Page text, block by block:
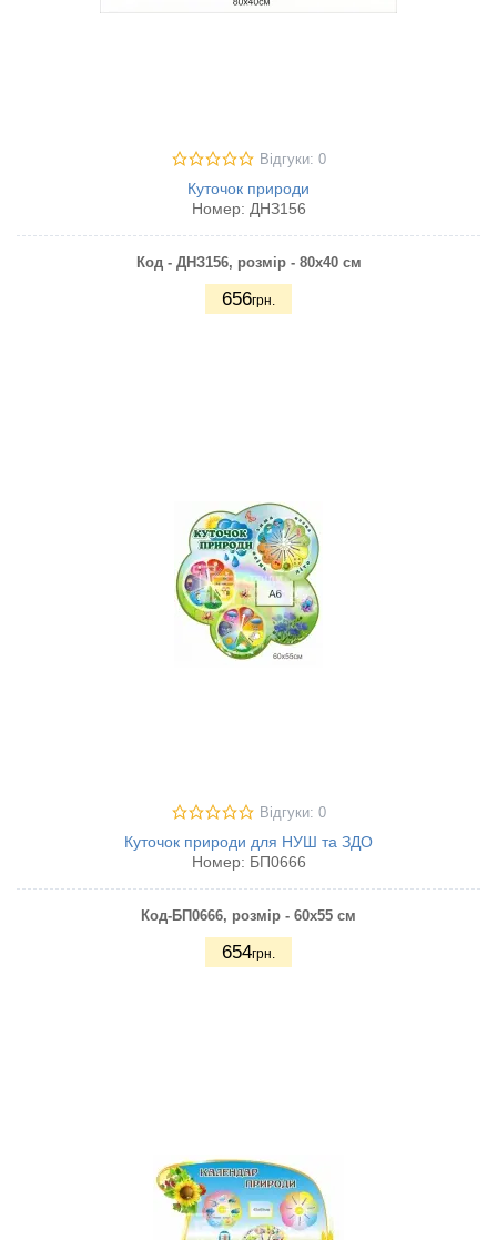
Відгуки: 0
Куточок природи
Номер: ДНЗ156
Код - ДНЗ156, розмір - 80х40 см
656грн.
Відгуки: 0
Куточок природи для НУШ та ЗДО
Номер: БП0666
Код-БП0666, розмір - 60х55 см
654грн.